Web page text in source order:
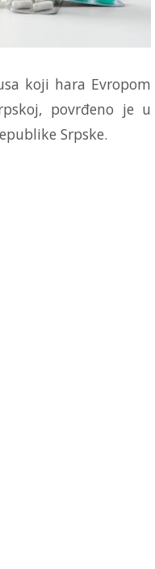
koji hara Evropom
povrđeno je u
Srpske.